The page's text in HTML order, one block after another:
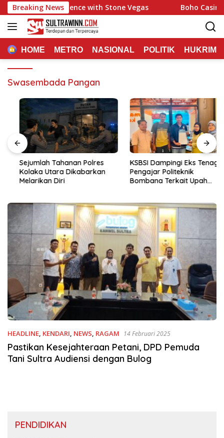
Langsung
ke
konten
Breaking News
Experience with Stone Vegas Boho Casino:
HOME METRO NASIONAL POLITIK HUKRIM
Swasembada Pangan
Sejumlah Tahanan Polres
Kolaka Utara Dikabarkan
Melarikan Diri
KSBSI Dampingi Eks Tenaga
Pengajar Politeknik
Bombana Terkait Upah
HEADLINE, KENDARI, NEWS, RAGAM 14 Februari 2025
Pastikan Kesejahteraan Petani, DPD Pemuda
Tani Sultra Audiensi dengan Bulog
PENDIDIKAN